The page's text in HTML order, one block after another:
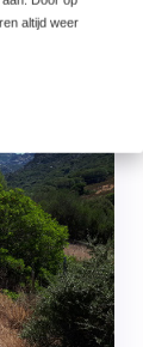
altijd weer